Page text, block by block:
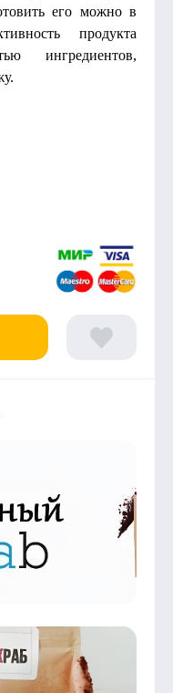
его можно в
продукта
ингредиентов,